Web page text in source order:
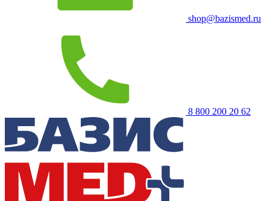
shop@bazismed.ru
8 800 200 20 62